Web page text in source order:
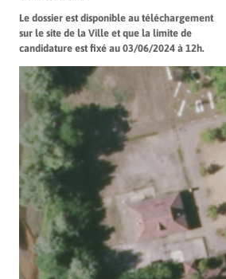
Le dossier est disponible au téléchargement
sur le site de la Ville et que la limite de
candidature est fixé au 03/06/2024 à 12h.